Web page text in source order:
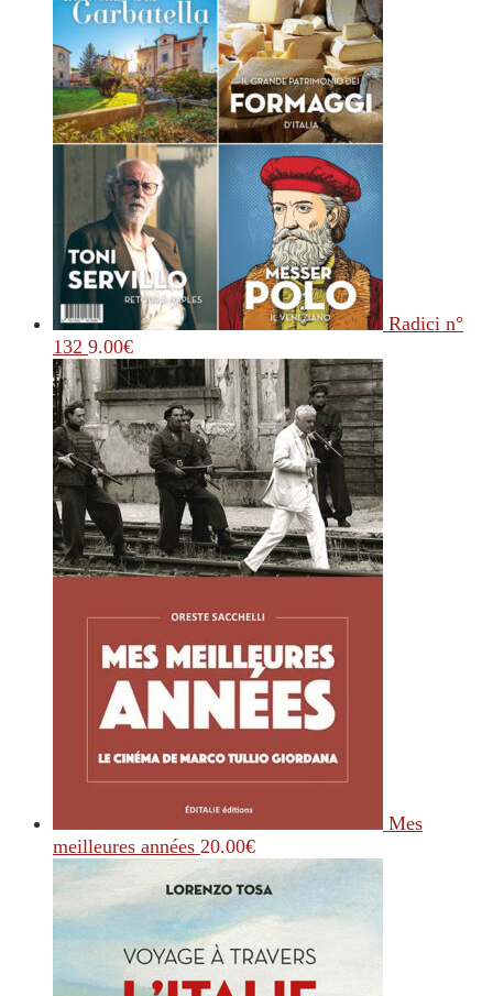
Radici n°
132 9.00€
Mes
meilleures années 20.00€